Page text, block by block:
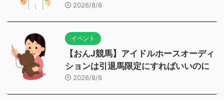
2026/8/6
イベント
【おんJ競馬】アイドルホースオーディ
ションは引退馬限定にすればいいのに
2026/8/6